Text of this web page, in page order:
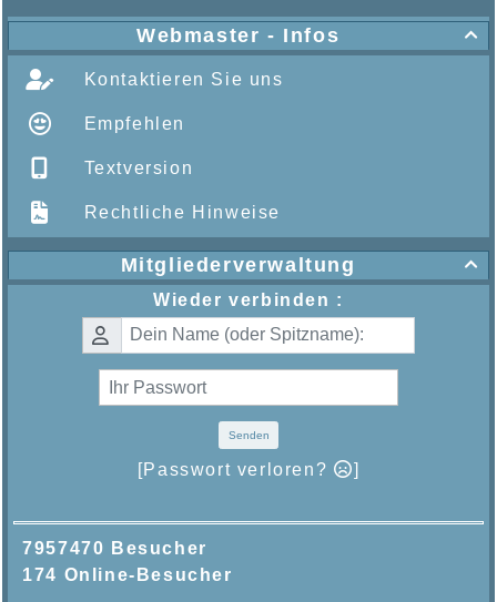

Webmaster - Infos
Kontaktieren Sie uns
Empfehlen
Textversion
Rechtliche Hinweise

Mitgliederverwaltung
Wieder verbinden :
Senden
[Passwort verloren? ]
7957470 Besucher
174 Online-Besucher